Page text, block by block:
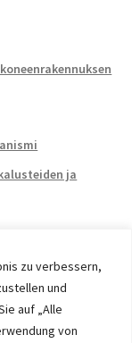
zu verbessern,
und
auf „Alle
von
ja